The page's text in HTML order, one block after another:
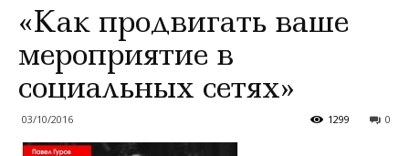
«Как продвигать ваше
мероприятие в
социальных сетях»
03/10/2016 0
1299